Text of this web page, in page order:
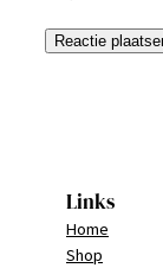
Links
Home
Shop